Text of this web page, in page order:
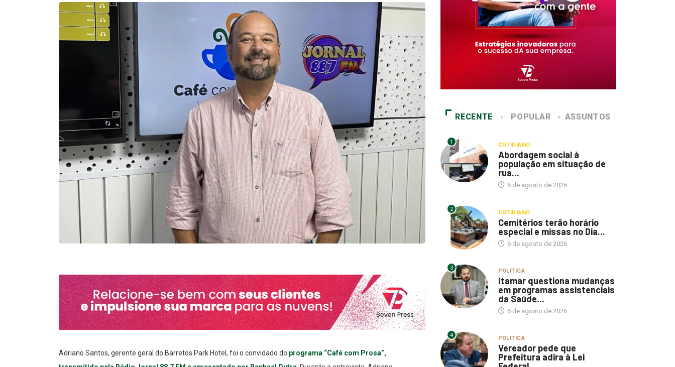
Adriano Santos, gerente geral do Barretos Park Hotel, foi o convidado do programa “Café com Prosa”,
RECENTE POPULAR ASSUNTOS
1 COTIDIANO
Abordagem social à
população em situação de
rua...
6 de agosto de 2026
2 COTIDIANO
Cemitérios terão horário
especial e missas no Dia...
6 de agosto de 2026
3 POLÍTICA
Itamar questiona mudanças
em programas assistenciais
da Saúde...
6 de agosto de 2026
4 POLÍTICA
Vereador pede que
Prefeitura adira à Lei